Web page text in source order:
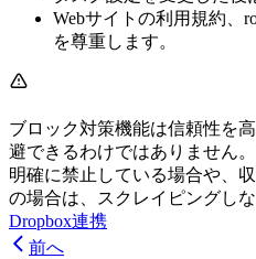
Webサイトの利用規約、
を尊重します。
ブロック対策機能は信頼性を
避できるわけではありません
明確に禁止している場合や、
の場合は、スクレイピングしな
Dropbox連携
前へ